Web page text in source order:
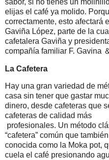
elijas el café ya molido.
correctamente, esto afectará
Gaviña López, parte de la
cafetalera Gaviña y
compañía familiar F. Gavina
La Cafetera
Hay una gran variedad de
casa sin tener que gastar
dinero, desde cafeteras que
cafeteras de calidad más
profesionales. Un método
“cafetera” común que
conocida como la Moka pot,
cuela el café presionando